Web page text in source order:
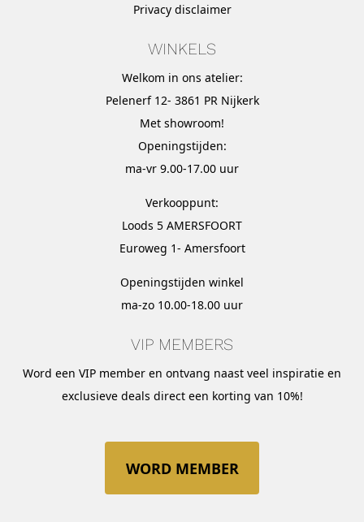
Privacy disclaimer
WINKELS
Welkom in ons atelier:
Pelenerf 12- 3861 PR Nijkerk
Met showroom!
Openingstijden:
ma-vr 9.00-17.00 uur
Verkooppunt:
Loods 5 AMERSFOORT
Euroweg 1- Amersfoort
Openingstijden winkel
ma-zo 10.00-18.00 uur
VIP MEMBERS
Word een VIP member en ontvang naast veel inspiratie en
exclusieve deals direct een korting van 10%!
WORD MEMBER